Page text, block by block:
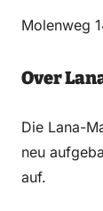
Molenweg
Over
Die Lana-
neu
auf.